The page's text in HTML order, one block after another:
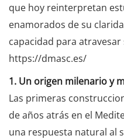
que hoy reinterpretan
enamorados de su
capacidad para
https://dmasc.es/
1. Un origen milenario y
Las primeras
de años atrás en el
una respuesta natural al